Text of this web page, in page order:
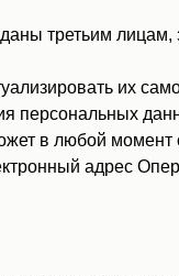
третьим
их
персональных
в любой момент
адрес